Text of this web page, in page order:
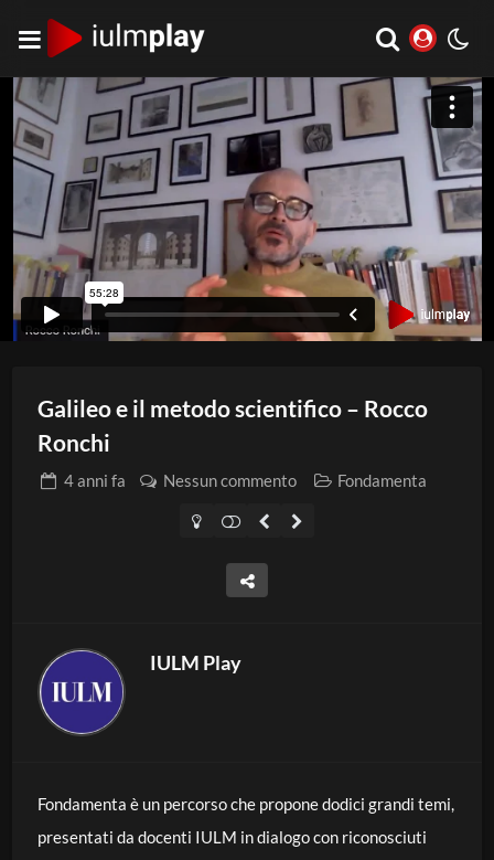
Galileo e il metodo scientifico – Rocco
Ronchi
4 anni fa Nessun commento Fondamenta
IULM Play
Fondamenta è un percorso che propone dodici grandi temi,
presentati da docenti IULM in dialogo con riconosciuti